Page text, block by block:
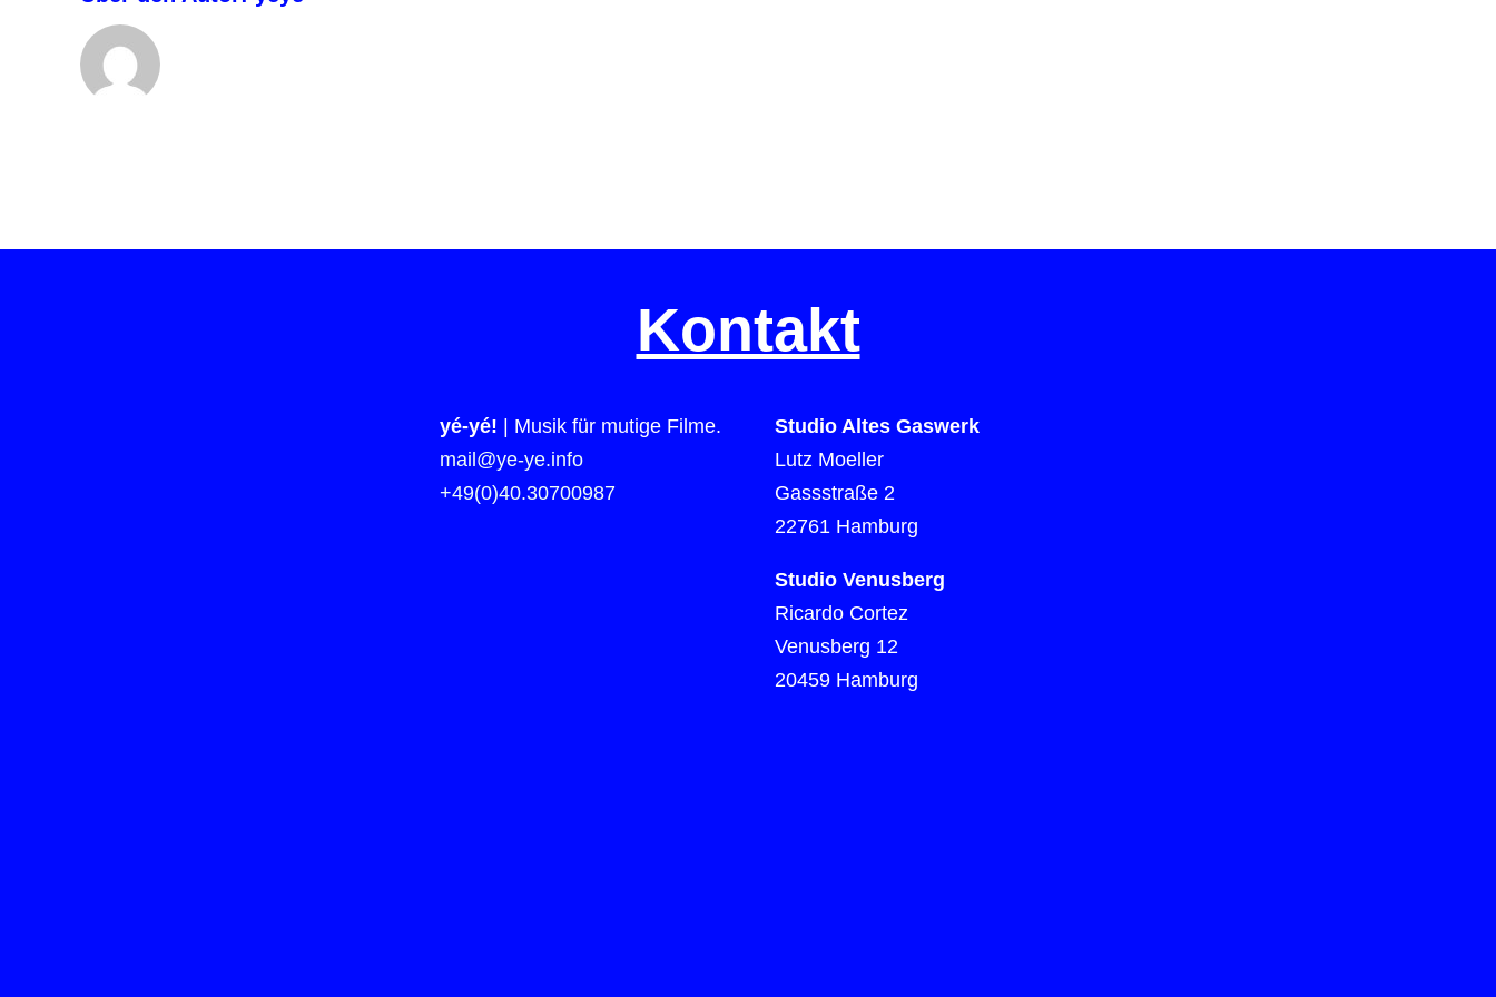
Kontakt
yé-yé! | Musik für mutige Filme.
mail@ye-ye.info
+49(0)40.30700987
Studio Altes Gaswerk
Lutz Moeller
Gassstraße 2
22761 Hamburg
Studio Venusberg
Ricardo Cortez
Venusberg 12
20459 Hamburg